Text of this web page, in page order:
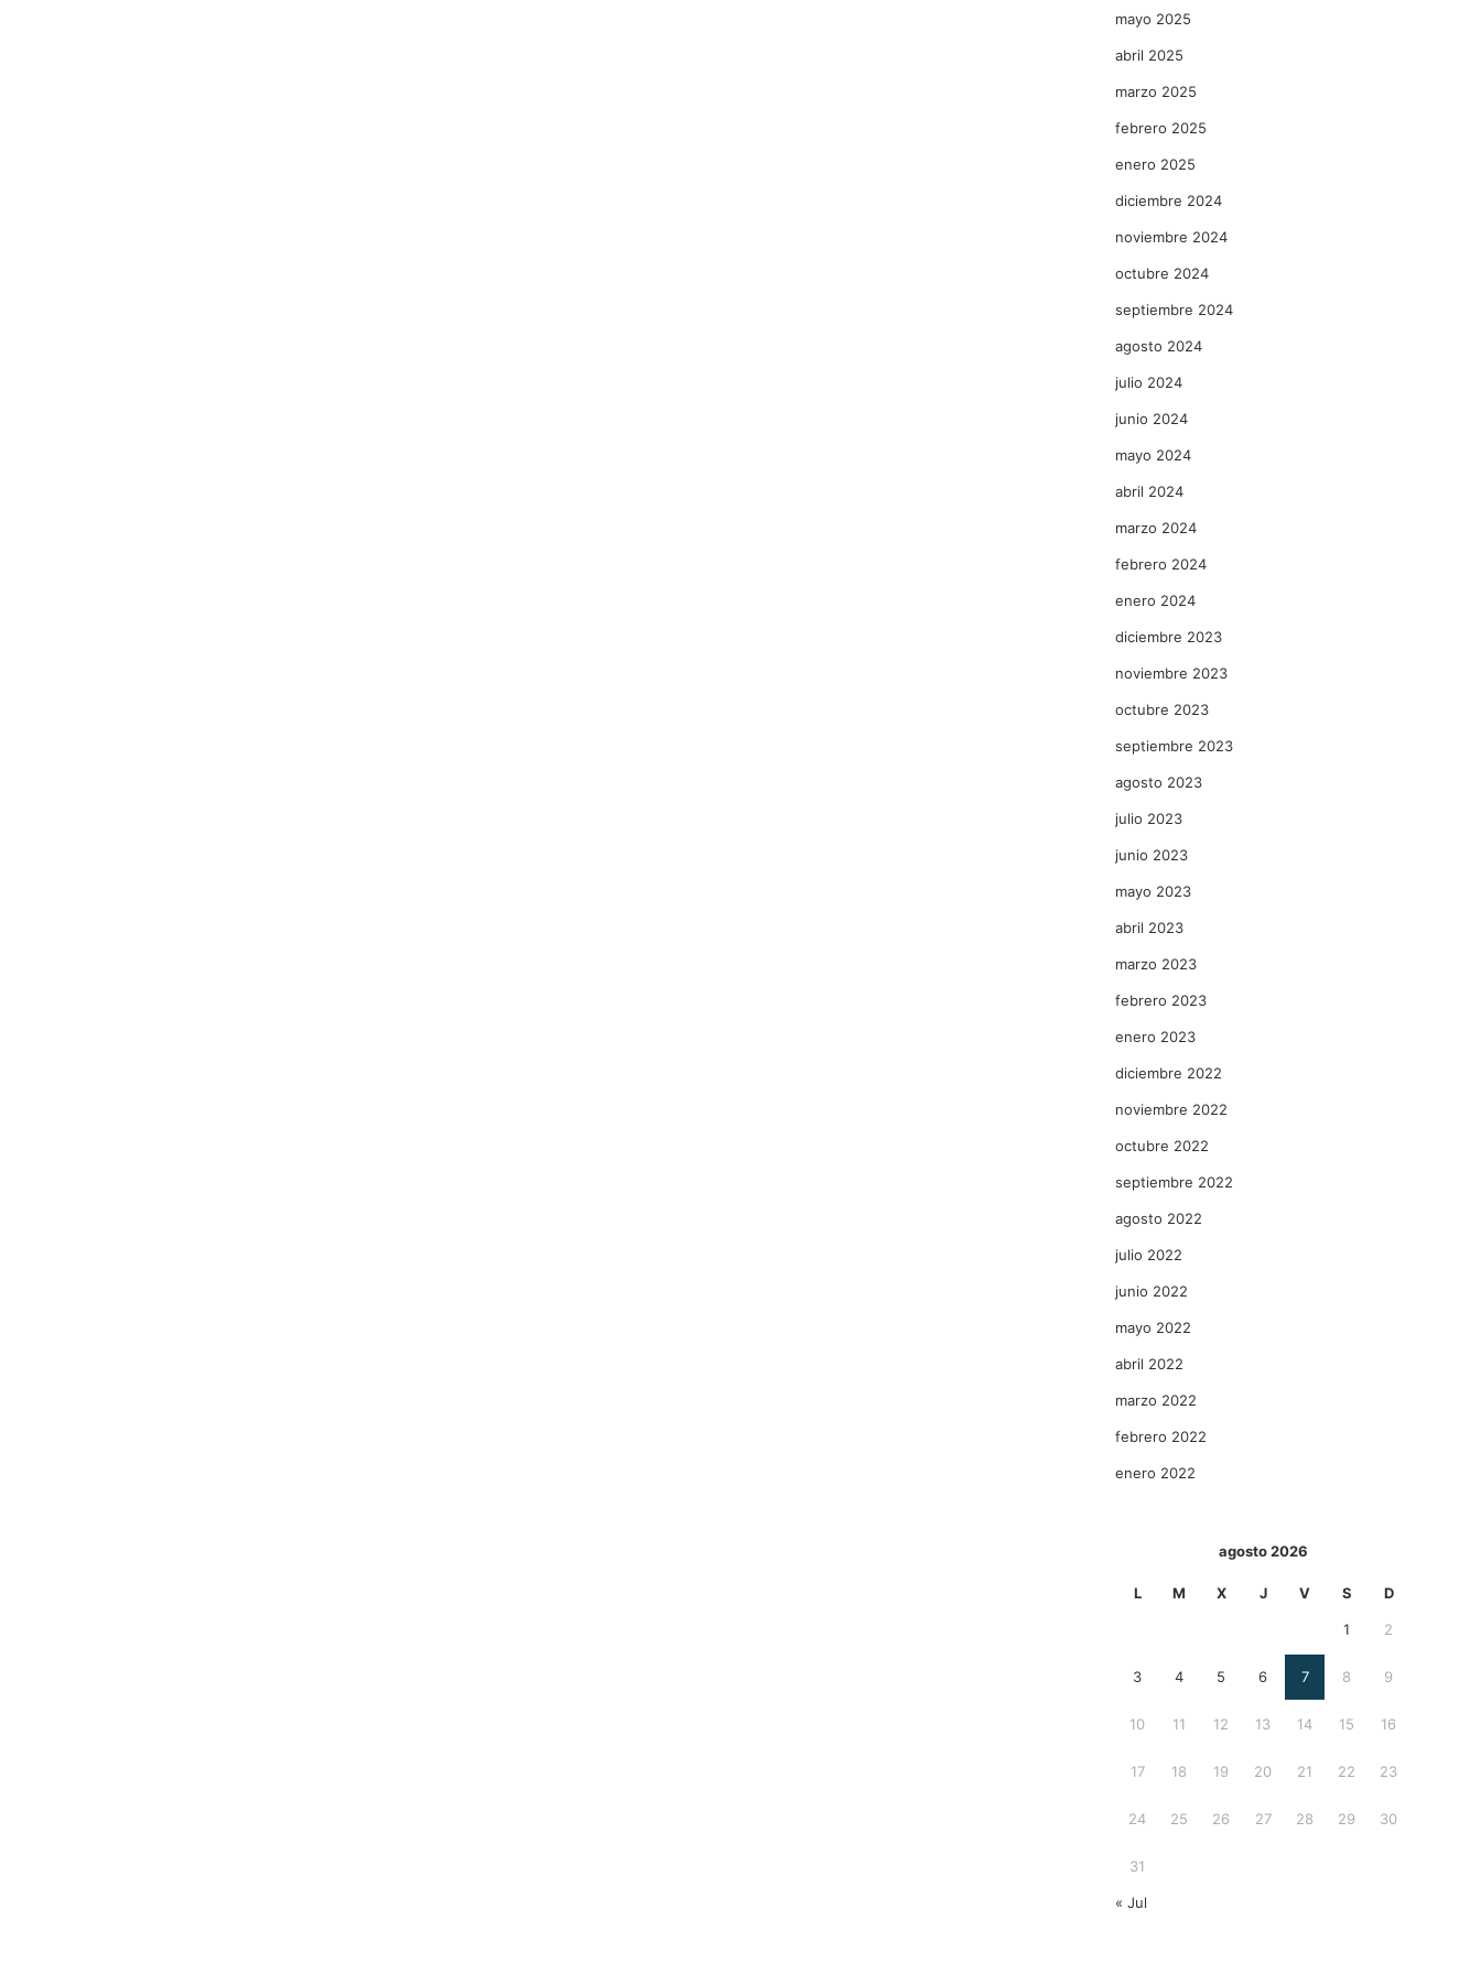
mayo 2025
abril 2025
marzo 2025
febrero 2025
enero 2025
diciembre 2024
noviembre 2024
octubre 2024
septiembre 2024
agosto 2024
julio 2024
junio 2024
mayo 2024
abril 2024
marzo 2024
febrero 2024
enero 2024
diciembre 2023
noviembre 2023
octubre 2023
septiembre 2023
agosto 2023
julio 2023
junio 2023
mayo 2023
abril 2023
marzo 2023
febrero 2023
enero 2023
diciembre 2022
noviembre 2022
octubre 2022
septiembre 2022
agosto 2022
julio 2022
junio 2022
mayo 2022
abril 2022
marzo 2022
febrero 2022
enero 2022
agosto 2026
L M X J V S D
1 2
3 4 5 6 7 8 9
10 11 12 13 14 15 16
17 18 19 20 21 22 23
24 25 26 27 28 29 30
31
« Jul